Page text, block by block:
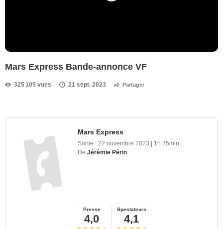
Mars Express Bande-annonce VF
325 105 vues 21 sept. 2023 Partager
Mars Express
Sortie : 22 novembre 2023 | 1h 25min
De Jérémie Périn
Presse
4,0
Spectateurs
4,1